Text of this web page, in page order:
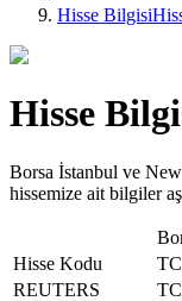
Hisse Bilgisi
Hisse
Borsa İstanbul ve
hissemize ait bilgiler
Hisse Kodu
REUTERS